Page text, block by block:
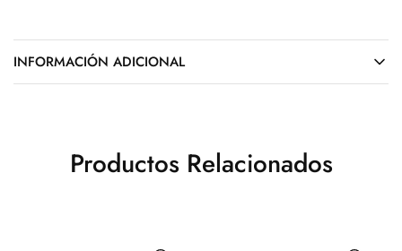
INFORMACIÓN ADICIONAL
Productos Relacionados